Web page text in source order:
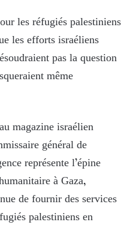
les réfugiés palestiniens
les efforts israéliens
pas la question
même
magazine israélien
général de
représente l’épine
à Gaza,
de fournir des services
palestiniens en